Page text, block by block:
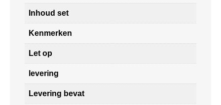
Inhoud set
Kenmerken
Let op
levering
Levering bevat